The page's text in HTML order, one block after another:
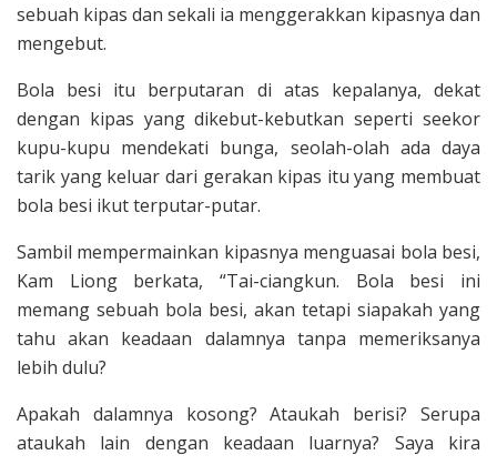
sebuah kipas dan sekali ia menggerakkan kipasnya dan
mengebut.
Bola besi itu berputaran di atas kepalanya, dekat
dengan kipas yang dikebut-kebutkan seperti seekor
kupu­-kupu mendekati bunga, seolah-olah ada daya
tarik yang keluar dari gerakan ki­pas itu yang membuat
bola besi ikut terputar-putar.
Sambil mempermainkan kipasnya menguasai bola besi,
Kam Liong berkata, “Tai-ciangkun. Bola besi ini
memang sebuah bola besi, akan tetapi siapakah yang
tahu akan keadaan dalamnya tanpa memeriksanya
lebih dulu?
Apakah dalam­nya kosong? Ataukah berisi? Serupa
atau­kah lain dengan keadaan luarnya? Saya kira